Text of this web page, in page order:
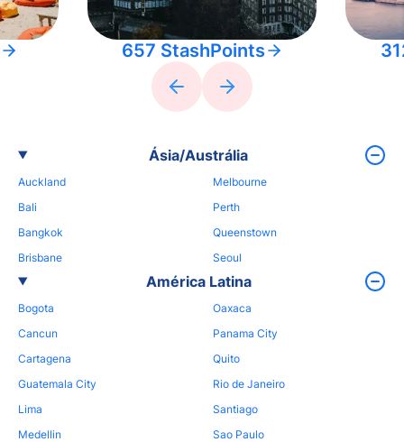
657 StashPoints
Ásia/Austrália
Auckland
Bali
Bangkok
Brisbane
Melbourne
Perth
Queenstown
Seoul
América Latina
Bogota
Cancun
Cartagena
Guatemala City
Lima
Medellin
Oaxaca
Panama City
Quito
Rio de Janeiro
Santiago
Sao Paulo